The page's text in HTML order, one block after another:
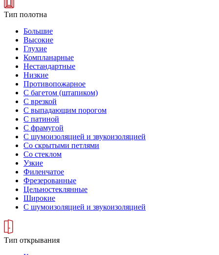
Тип полотна
Большие
Высокие
Глухие
Компланарные
Нестандартные
Низкие
Противопожарное
С багетом (штапиком)
С врезкой
С выпадающим порогом
С патиной
С фрамугой
С шумоизоляцией и звукоизоляцией
Со скрытыми петлями
Со стеклом
Узкие
Филенчатое
Фрезерованные
Цельностеклянные
Широкие
С шумоизоляцией и звукоизоляцией
Тип открывания